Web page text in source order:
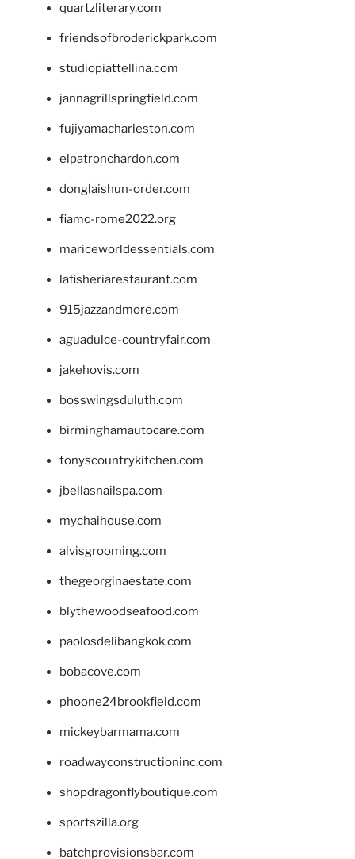
quartzliterary.com
friendsofbroderickpark.com
studiopiattellina.com
jannagrillspringfield.com
fujiyamacharleston.com
elpatronchardon.com
donglaishun-order.com
fiamc-rome2022.org
mariceworldessentials.com
lafisheriarestaurant.com
915jazzandmore.com
aguadulce-countryfair.com
jakehovis.com
bosswingsduluth.com
birminghamautocare.com
tonyscountrykitchen.com
jbellasnailspa.com
mychaihouse.com
alvisgrooming.com
thegeorginaestate.com
blythewoodseafood.com
paolosdelibangkok.com
bobacove.com
phoone24brookfield.com
mickeybarmama.com
roadwayconstructioninc.com
shopdragonflyboutique.com
sportszilla.org
batchprovisionsbar.com